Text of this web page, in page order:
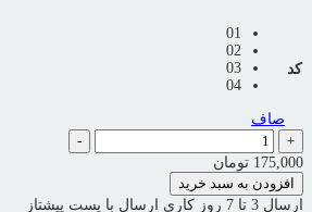
کد
01
02
03
04
صاف
+
کرم
ضدآفتاب وکالی
عدد
-
175,000 تومان
افزودن به سبد خرید
ارسال 3 تا 7 روز کاری
ارسال با پست پیشتاز